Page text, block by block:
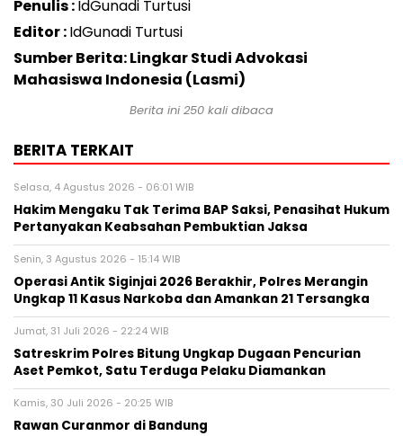
Penulis :IdGunadi Turtusi
Editor :IdGunadi Turtusi
Sumber Berita: Lingkar Studi Advokasi
Mahasiswa Indonesia (Lasmi)
Berita ini 250 kali dibaca
BERITA TERKAIT
Selasa, 4 Agustus 2026 - 06:01 WIB
Hakim Mengaku Tak Terima BAP Saksi, Penasihat Hukum
Pertanyakan Keabsahan Pembuktian Jaksa
Senin, 3 Agustus 2026 - 15:14 WIB
Operasi Antik Siginjai 2026 Berakhir, Polres Merangin
Ungkap 11 Kasus Narkoba dan Amankan 21 Tersangka
Jumat, 31 Juli 2026 - 22:24 WIB
Satreskrim Polres Bitung Ungkap Dugaan Pencurian
Aset Pemkot, Satu Terduga Pelaku Diamankan
Kamis, 30 Juli 2026 - 20:25 WIB
Rawan Curanmor di Bandung